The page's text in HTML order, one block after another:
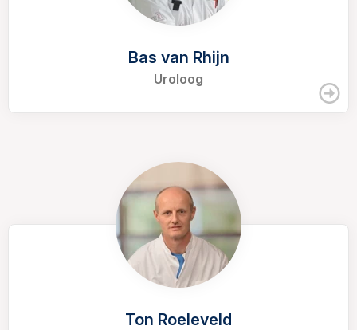
Bas van Rhijn
Uroloog
Ton Roeleveld